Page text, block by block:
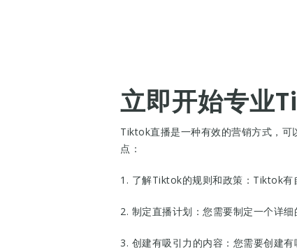
立即开始专业
Tiktok直播是一种有效的营销方式，
点：
1. 了解Tiktok的规则和政策：Tiktok有
2. 制定直播计划：您需要制定一个详
3. 创建有吸引力的内容：您需要创建